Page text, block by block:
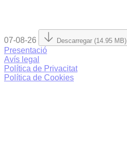
07-08-26 Descarregar (14.95 MB)
Presentació
Avís legal
Política de Privacitat
Política de Cookies